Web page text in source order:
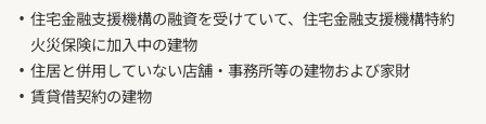
住宅金融支援機構の融資を受けていて、住宅金融支援機構特約
火災保険に加入中の建物
住居と併用していない店舗・事務所等の建物および家財
賃貸借契約の建物